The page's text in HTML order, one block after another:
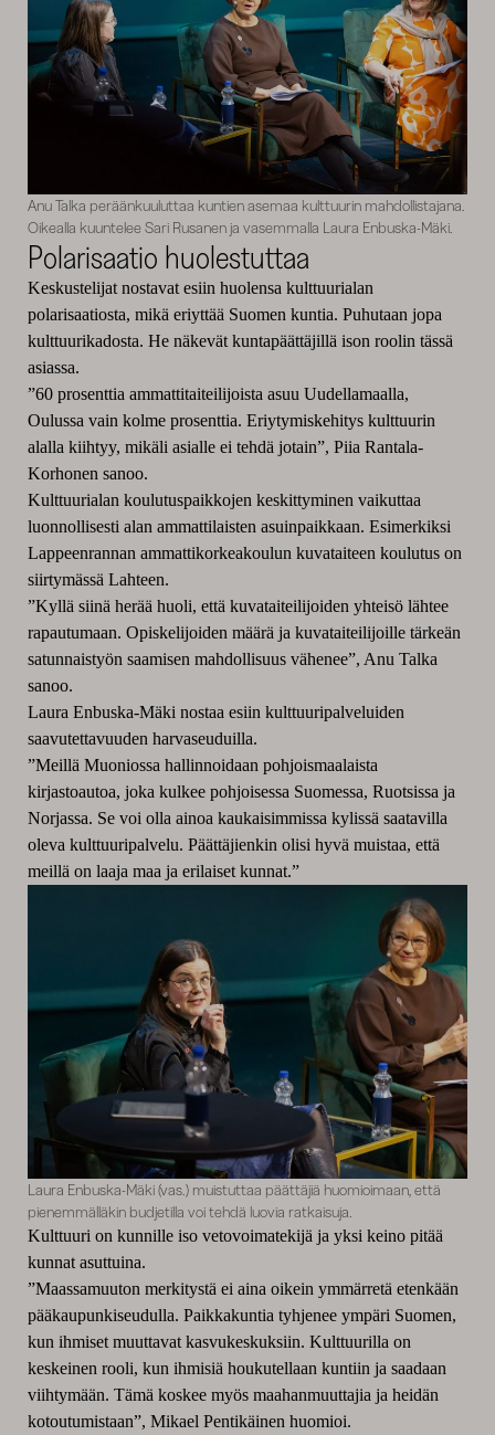
Anu Talka peräänkuuluttaa kuntien asemaa kulttuurin mahdollistajana.
Oikealla kuuntelee Sari Rusanen ja vasemmalla Laura Enbuska-Mäki.
Polarisaatio huolestuttaa
Keskustelijat nostavat esiin huolensa kulttuurialan
polarisaatiosta, mikä eriyttää Suomen kuntia. Puhutaan jopa
kulttuurikadosta. He näkevät kuntapäättäjillä ison roolin tässä
asiassa.
”60 prosenttia ammattitaiteilijoista asuu Uudellamaalla,
Oulussa vain kolme prosenttia. Eriytymiskehitys kulttuurin
alalla kiihtyy, mikäli asialle ei tehdä jotain”, Piia Rantala-
Korhonen sanoo.
Kulttuurialan koulutuspaikkojen keskittyminen vaikuttaa
luonnollisesti alan ammattilaisten asuinpaikkaan. Esimerkiksi
Lappeenrannan ammattikorkeakoulun kuvataiteen koulutus on
siirtymässä Lahteen.
”Kyllä siinä herää huoli, että kuvataiteilijoiden yhteisö lähtee
rapautumaan. Opiskelijoiden määrä ja kuvataiteilijoille tärkeän
satunnaistyön saamisen mahdollisuus vähenee”, Anu Talka
sanoo.
Laura Enbuska-Mäki nostaa esiin kulttuuripalveluiden
saavutettavuuden harvaseuduilla.
”Meillä Muoniossa hallinnoidaan pohjoismaalaista
kirjastoautoa, joka kulkee pohjoisessa Suomessa, Ruotsissa ja
Norjassa. Se voi olla ainoa kaukaisimmissa kylissä saatavilla
oleva kulttuuripalvelu. Päättäjienkin olisi hyvä muistaa, että
meillä on laaja maa ja erilaiset kunnat.”
Laura Enbuska-Mäki (vas.) muistuttaa päättäjiä huomioimaan, että
pienemmälläkin budjetilla voi tehdä luovia ratkaisuja.
Kulttuuri on kunnille iso vetovoimatekijä ja yksi keino pitää
kunnat asuttuina.
”Maassamuuton merkitystä ei aina oikein ymmärretä etenkään
pääkaupunkiseudulla. Paikkakuntia tyhjenee ympäri Suomen,
kun ihmiset muuttavat kasvukeskuksiin. Kulttuurilla on
keskeinen rooli, kun ihmisiä houkutellaan kuntiin ja saadaan
viihtymään. Tämä koskee myös maahanmuuttajia ja heidän
kotoutumistaan”, Mikael Pentikäinen huomioi.